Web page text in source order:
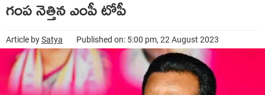
గంప నెత్తిన ఎంపీ టోపీ
Article bySatya Published on: 5:00 pm, 22 August 2023